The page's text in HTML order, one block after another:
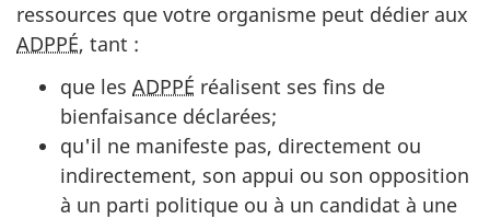
ressources que votre organisme peut dédier aux
ADPPÉ, tant :
que les ADPPÉ réalisent ses fins de
bienfaisance déclarées;
qu'il ne manifeste pas, directement ou
indirectement, son appui ou son opposition
à un parti politique ou à un candidat à une